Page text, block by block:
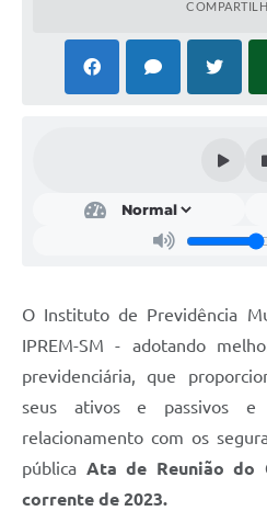
O Instituto de Previdência
IPREM-SM - adotando
previdenciária, que
seus ativos e passivos e
relacionamento com os
pública Ata de Reunião do
corrente de 2023.